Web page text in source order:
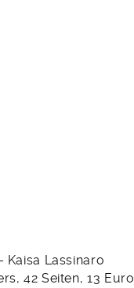
Kaisa Lassinaro
42 Seiten, 13 Euro